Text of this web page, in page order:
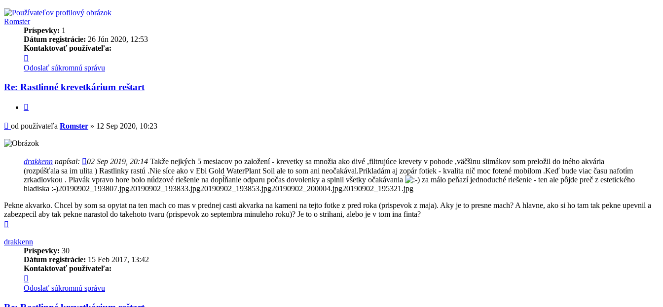
Romster
Príspevky: 1
Dátum registrácie: 26 Jún 2020, 12:53
Kontaktovať používateľa:
informácie
používateľa
Romster
Odoslať súkromnú správu
Re: Rastlinné krevetkárium reštart
Príspevok
od používateľa Romster » 12 Sep 2020, 10:23
drakkenn napísal: 02 Sep 2019, 20:14 Takže nejkých 5 mesiacov po založení - krevetky sa množia ako divé ,filtrujúce krevety v pohode ,väčšinu slimákov som preložil do iného akvária
(rozpúšťala sa im ulita ) Rastlinky rastú .Nie síce ako v Ebi Gold WaterPlant Soil ale to som ani neočakával.Prikladám aj zopár fotiek - kvalita nič moc fotené mobilom .Keď bude viac času nafotím
zrkadlovkou . Plavák vpravo hore bolo núdzové riešenie na dopĺňanie odparu počas dovolenky a splnil všetky očakávania
za málo peňazí jednoduché riešenie - ten ale pôjde preč z estetického
hladiska :-)20190902_193807.jpg20190902_193833.jpg20190902_193853.jpg20190902_200004.jpg20190902_195321.jpg
Pekne akvarko. Chcel by som sa opytat na ten mach co mas v prednej casti akvarka na kameni na tejto fotke z pred roka (prispevok z maja). Aky je to presne mach? A hlavne, ako si ho tam tak pekne upevnil a
zabezpecil aby tak pekne narastol do takehoto tvaru (prispevok zo septembra minuleho roku)? Je to o strihani, alebo je v tom ina finta?
drakkenn
Príspevky: 30
Dátum registrácie: 15 Feb 2017, 13:42
Kontaktovať používateľa:
informácie
používateľa
Odoslať súkromnú správu